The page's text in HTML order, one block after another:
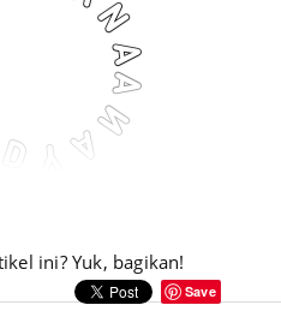
ini? Yuk, bagikan!
Save